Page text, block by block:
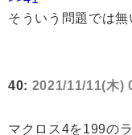
そういう問題では
40: 2021/11/11(木)
マクロス4を199の